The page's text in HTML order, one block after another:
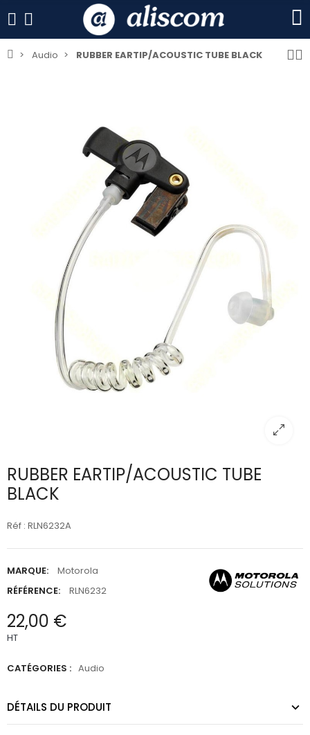
Audio RUBBER EARTIP/ACOUSTIC TUBE BLACK
RUBBER EARTIP/ACOUSTIC TUBE
BLACK
Réf : RLN6232A
MARQUE:
Motorola
RÉFÉRENCE:
RLN6232
22,00 €
HT
CATÉGORIES : Audio
DÉTAILS DU PRODUIT